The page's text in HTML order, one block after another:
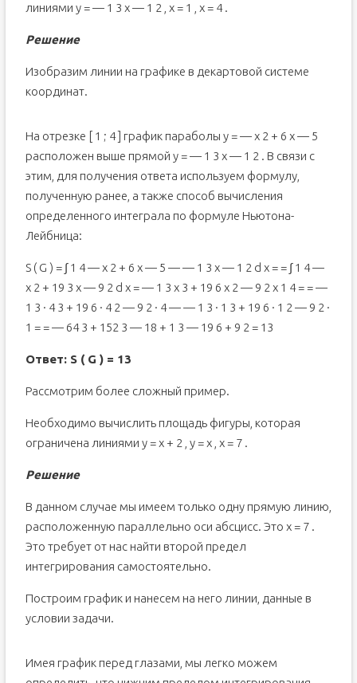
линиями y = — 1 3 x — 1 2 , x = 1 , x = 4 .
Решение
Изобразим линии на графике в декартовой системе
координат.
На отрезке [ 1 ; 4 ] график параболы y = — x 2 + 6 x — 5
расположен выше прямой y = — 1 3 x — 1 2 . В связи с
этим, для получения ответа используем формулу,
полученную ранее, а также способ вычисления
определенного интеграла по формуле Ньютона-
Лейбница:
S ( G ) = ∫ 1 4 — x 2 + 6 x — 5 — — 1 3 x — 1 2 d x = = ∫ 1 4 —
x 2 + 19 3 x — 9 2 d x = — 1 3 x 3 + 19 6 x 2 — 9 2 x 1 4 = = —
1 3 · 4 3 + 19 6 · 4 2 — 9 2 · 4 — — 1 3 · 1 3 + 19 6 · 1 2 — 9 2 ·
1 = = — 64 3 + 152 3 — 18 + 1 3 — 19 6 + 9 2 = 13
Ответ: S ( G ) = 13
Рассмотрим более сложный пример.
Необходимо вычислить площадь фигуры, которая
ограничена линиями y = x + 2 , y = x , x = 7 .
Решение
В данном случае мы имеем только одну прямую линию,
расположенную параллельно оси абсцисс. Это x = 7 .
Это требует от нас найти второй предел
интегрирования самостоятельно.
Построим график и нанесем на него линии, данные в
условии задачи.
Имея график перед глазами, мы легко можем